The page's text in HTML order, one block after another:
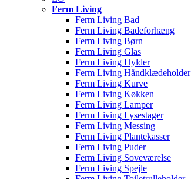
Ferm Living
Ferm Living Bad
Ferm Living Badeforhæng
Ferm Living Børn
Ferm Living Glas
Ferm Living Hylder
Ferm Living Håndklædeholder
Ferm Living Kurve
Ferm Living Køkken
Ferm Living Lamper
Ferm Living Lysestager
Ferm Living Messing
Ferm Living Plantekasser
Ferm Living Puder
Ferm Living Soveværelse
Ferm Living Spejle